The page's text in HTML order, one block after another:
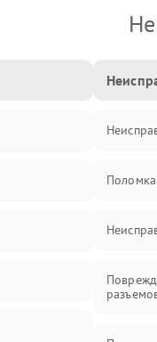
Поломка